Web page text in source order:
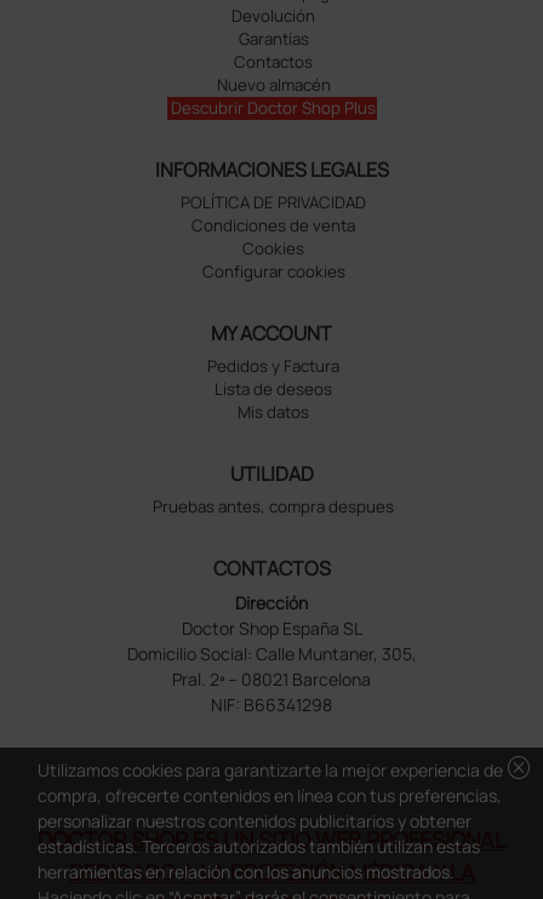
Devolución
Garantías
Contactos
Nuevo almacén
Descubrir Doctor Shop Plus
INFORMACIONES LEGALES
POLÍTICA DE PRIVACIDAD
Condiciones de venta
Cookies
Configurar cookies
MY ACCOUNT
Pedidos y Factura
Lista de deseos
Mis datos
UTILIDAD
Pruebas antes, compra despues
CONTACTOS
Dirección
Doctor Shop España SL
Domicilio Social: Calle Muntaner, 305,
Pral. 2ª – 08021 Barcelona
NIF: B66341298
DOCTOR SHOP ES UN SITIO WEB PROFESIONAL
DEDICADO A LA PROFESIÓN MÉDICA Y LA
cancel
Utilizamos cookies para garantizarte la mejor experiencia de
compra, ofrecerte contenidos en línea con tus preferencias,
personalizar nuestros contenidos publicitarios y obtener
estadísticas. Terceros autorizados también utilizan estas
herramientas en relación con los anuncios mostrados.